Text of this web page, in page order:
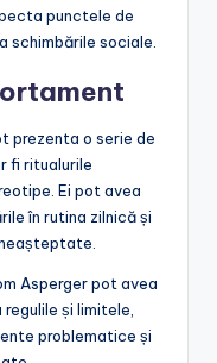
punctele de
schimbările sociale.
prezenta o serie de
fi ritualurile
Ei pot avea
în rutina zilnică și
Asperger pot avea
și limitele,
problematice și